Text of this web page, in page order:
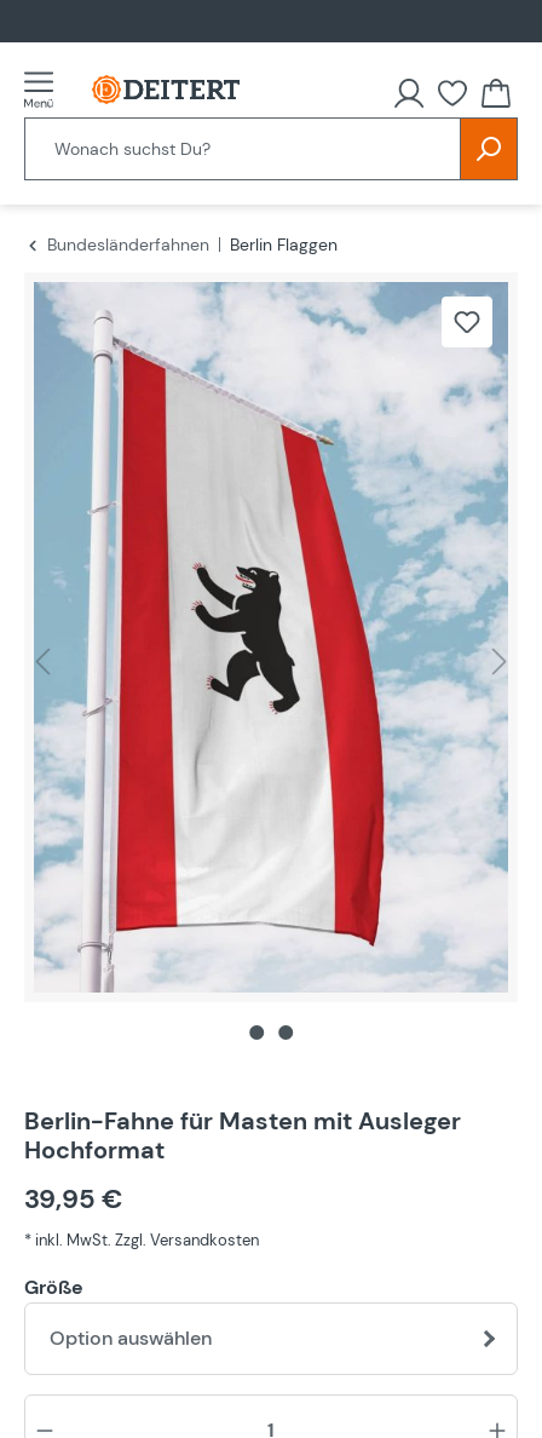
Bundesländerfahnen
Berlin Flaggen
Bildergalerie überspringen
Berlin-Fahne für Masten mit Ausleger
Hochformat
39,95 €
* inkl. MwSt. Zzgl. Versandkosten
Größe
Option auswählen